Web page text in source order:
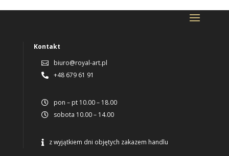
Kontakt
 biuro@royal-art.pl
 +48 679 61 91
 pon – pt 10.00 – 18.00
 sobota 10.00 – 14.00
 z wyjątkiem dni objętych zakazem handlu